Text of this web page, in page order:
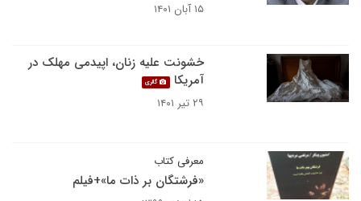
۱۵ آبان ۱۴۰۱
خشونت علیه زنان، اپیدمی مهلک در
آمریکا
گالری
۲۹ تیر ۱۴۰۱
معرفی کتاب
«فرشتگان بر ذات ما»+فیلم